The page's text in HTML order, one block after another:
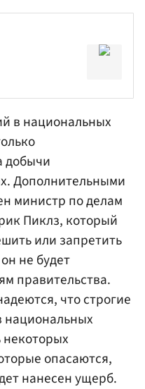
в национальных
добычи
Дополнительными
министр по делам
Пиклз, который
или запретить
не будет
правительства.
что строгие
национальных
некоторых
опасаются,
нанесен ущерб.